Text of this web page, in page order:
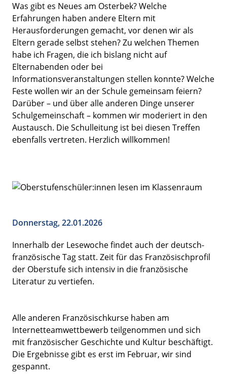
Was gibt es Neues am Osterbek? Welche
Erfahrungen haben andere Eltern mit
Herausforderungen gemacht, vor denen wir als
Eltern gerade selbst stehen? Zu welchen Themen
habe ich Fragen, die ich bislang nicht auf
Elternabenden oder bei
Informationsveranstaltungen stellen konnte? Welche
Feste wollen wir an der Schule gemeinsam feiern?
Darüber – und über alle anderen Dinge unserer
Schulgemeinschaft – kommen wir moderiert in den
Austausch. Die Schulleitung ist bei diesen Treffen
ebenfalls vertreten. Herzlich willkommen!
Donnerstag, 22.01.2026
Innerhalb der Lesewoche findet auch der deutsch-
französische Tag statt. Zeit für das Französischprofil
der Oberstufe sich intensiv in die französische
Literatur zu vertiefen.
Alle anderen Französischkurse haben am
Internetteamwettbewerb teilgenommen und sich
mit französischer Geschichte und Kultur beschäftigt.
Die Ergebnisse gibt es erst im Februar, wir sind
gespannt.